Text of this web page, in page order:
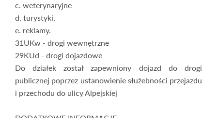
c. weterynaryjne
d. turystyki,
e. reklamy.
31UKw - drogi wewnętrzne
29KUd - drogi dojazdowe
Do działek został zapewniony dojazd do drogi
publicznej poprzez ustanowienie służebności przejazdu
i przechodu do ulicy Alpejskiej